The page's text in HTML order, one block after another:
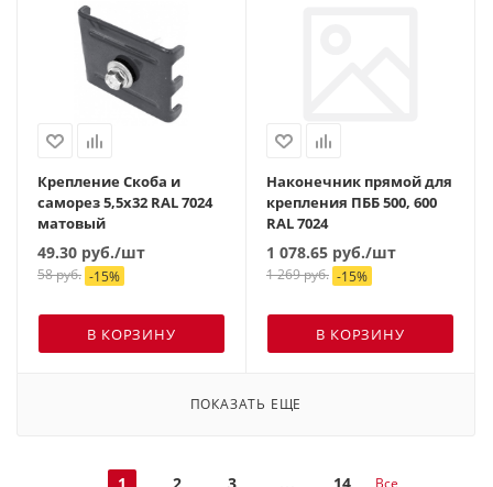
Крепление Скоба и
саморез 5,5х32 RAL 7024
матовый
49.30 руб./шт
58руб. -15%
В КОРЗИНУ
Наконечник прямой для
крепления ПББ 500, 600
RAL 7024
1 078.65 руб./шт
1 269руб. -15%
В КОРЗИНУ
ПОКАЗАТЬ ЕЩЕ
1 2 3 14 Все